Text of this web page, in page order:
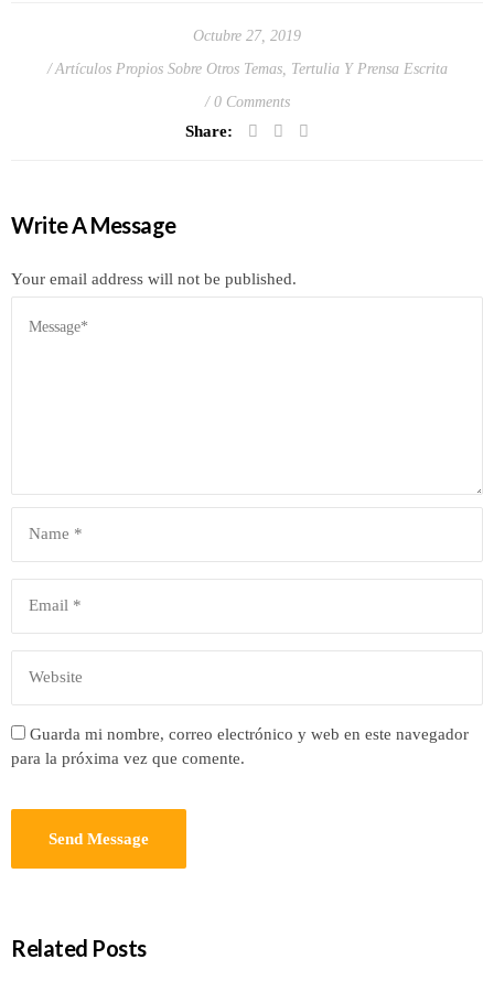
Octubre 27, 2019
Artículos Propios Sobre Otros Temas, Tertulia Y Prensa Escrita
0 Comments
Share:
Write A Message
Your email address will not be published.
Guarda mi nombre, correo electrónico y web en este navegador
para la próxima vez que comente.
Related Posts